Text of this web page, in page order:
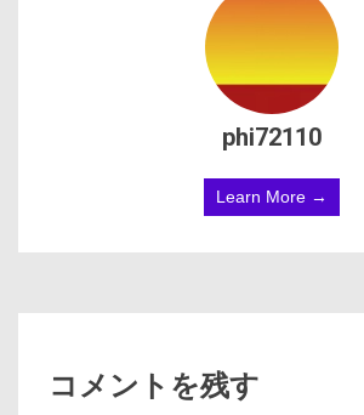
phi72110
Learn More →
コメントを残す